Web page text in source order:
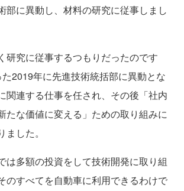
部に異動し、材料の研究に従事しまし
研究に従事するつもりだったのです
2019年に先進技術統括部に異動とな
関連する仕事を任され、その後「社内
たな価値に変える」ための取り組みに
した。
は多額の投資をして技術開発に取り組
のすべてを自動車に利用できるわけで